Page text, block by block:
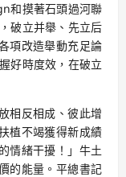
和摸著石頭過河聯
破立并舉、先立后
項改造舉動充足論
好時度效，在破立
相反相成、彼此增
植不竭獲得新成績
情緒干擾！」牛土
的能量。平總書記